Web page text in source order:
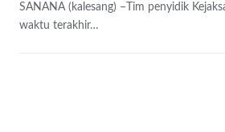
SANANA (kalesang) –Tim penyidik
waktu terakhir…